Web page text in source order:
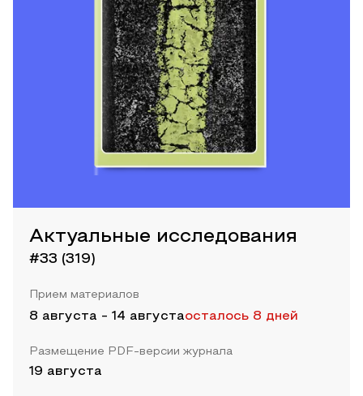
Актуальные исследования
#33 (319)
Прием материалов
8 августа - 14 августаосталось 8 дней
Размещение PDF-версии журнала
19 августа